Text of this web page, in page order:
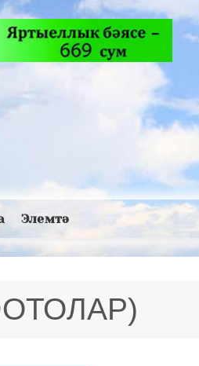
Элемтә